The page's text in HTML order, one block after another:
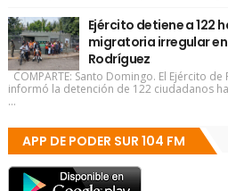
Ejército detiene a 122
migratoria irregular
Rodríguez
COMPARTE: Santo Domingo. El Ejército
informó la detención de 122 ciudadanos
...
APP DE PODER SUR 104 FM